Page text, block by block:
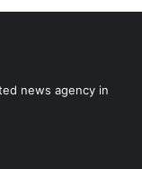
news agency in